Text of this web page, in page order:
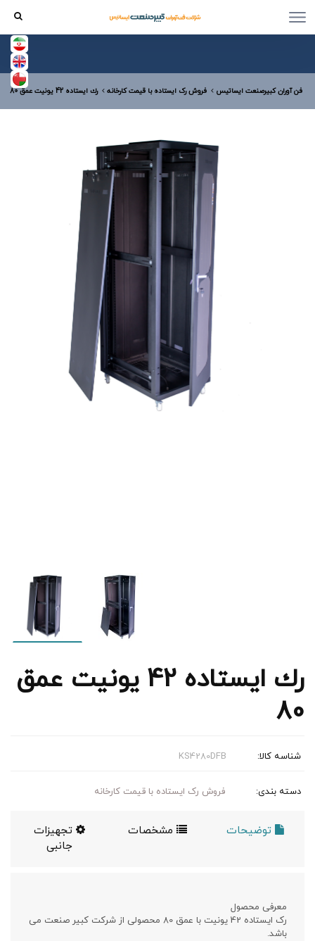
فن آوران کبیرصنعت ایساتیس فروش رک ایستاده با قیمت کارخانه رك ایستاده 42 يونيت عمق 80
رك ایستاده 42 يونيت عمق
80
شناسه کالا: KS4280DFB
دسته بندی: فروش رک ایستاده با قیمت کارخانه
توضیحات مشخصات
تجهیزات
جانبی
معرفی محصول
رک ایستاده 42 یونیت با عمق 80 محصولی از شرکت کبیر صنعت می
باشد.